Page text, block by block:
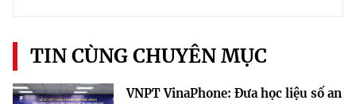
TIN CÙNG CHUYÊN MỤC
VNPT VinaPhone: Đưa học liệu số an